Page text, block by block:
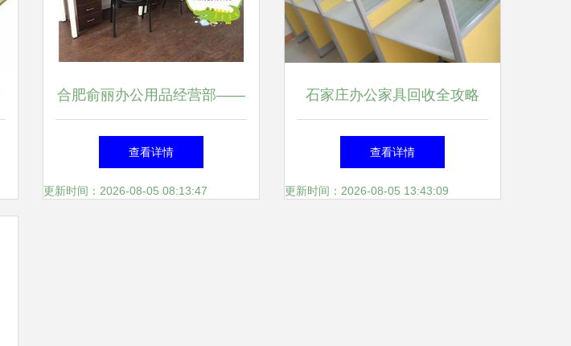
合肥俞丽办公用品经营部——
专业办公设备与耗材一站式解
决方案
查看详情
更新时间：2026-08-05 08:13:47
石家庄办公家具回收全攻略
绿色办公，价值循环
查看详情
更新时间：2026-08-05 13:43:09